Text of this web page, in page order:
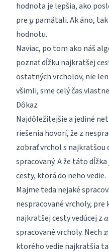
hodnota je lepšia, ako
pre y
ypamätali. Ak áno,
hodnotu.
Naviac, po tom ako náš
poznať dĺžku najkratšej
ostatných vrcholov, nie
všimli, sme celý čas
Dôkaz
Najdôležitejšie a jediné
riešenia hovorí, že z
zobrať vrchol s najkratšou
spracovaný. A že táto
cesty, ktorá do neho vedie.
Majme teda nejaké
nespracované vrcholy,
najkratšej cesty vedúcej z a
a
spracované vrcholy. Nech x
x
ktorého vedie najkratšia